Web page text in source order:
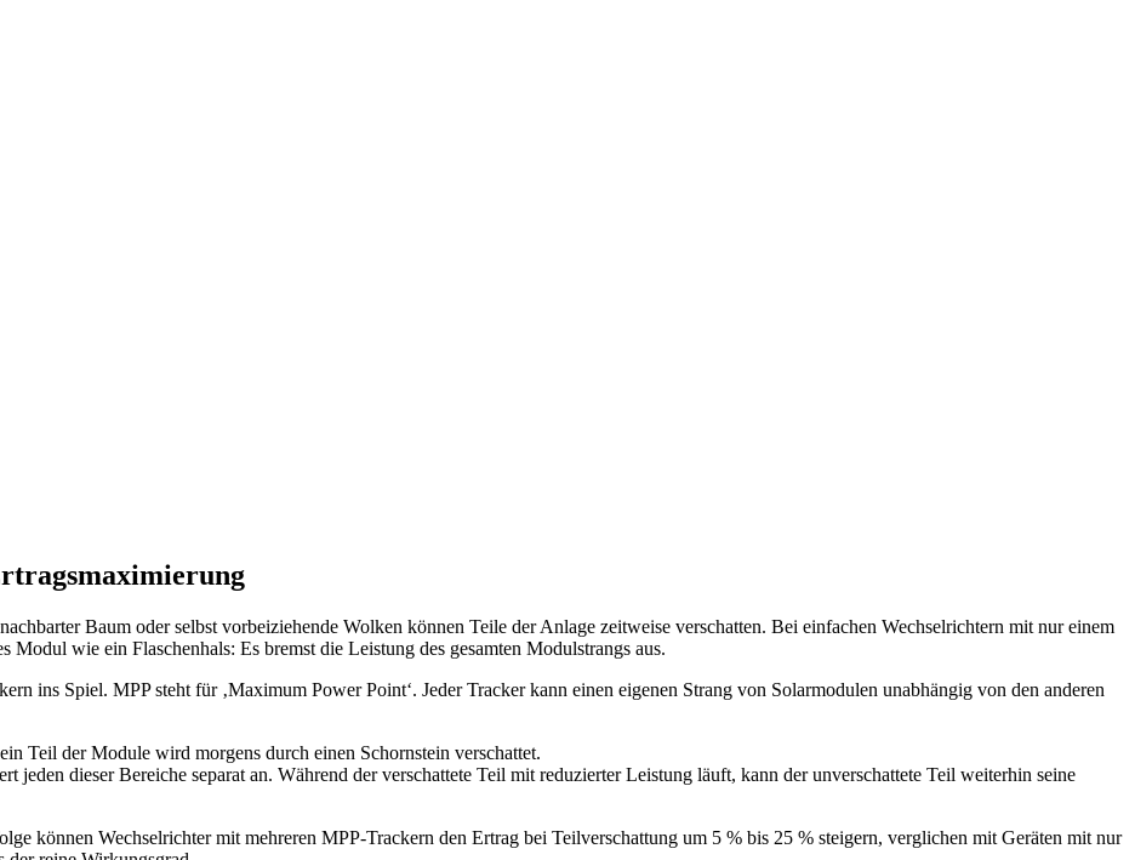
Baum oder selbst vorbeiziehende Wolken können Teile der Anlage zeitweise verschatten. Bei einfachen Wechselrichtern mit nur einem
wie ein Flaschenhals: Es bremst die Leistung des gesamten Modulstrangs aus.
ins Spiel. MPP steht für ‚Maximum Power Point‘. Jeder Tracker kann einen eigenen Strang von Solarmodulen unabhängig von den anderen
Teil der Module wird morgens durch einen Schornstein verschattet.
jeden dieser Bereiche separat an. Während der verschattete Teil mit reduzierter Leistung läuft, kann der unverschattete Teil weiterhin seine
können Wechselrichter mit mehreren MPP-Trackern den Ertrag bei Teilverschattung um 5 % bis 25 % steigern, verglichen mit Geräten mit nur